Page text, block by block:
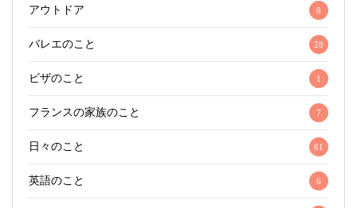
アウトドア 8
バレエのこと 28
ビザのこと 1
フランスの家族のこと 7
日々のこと 61
英語のこと 6